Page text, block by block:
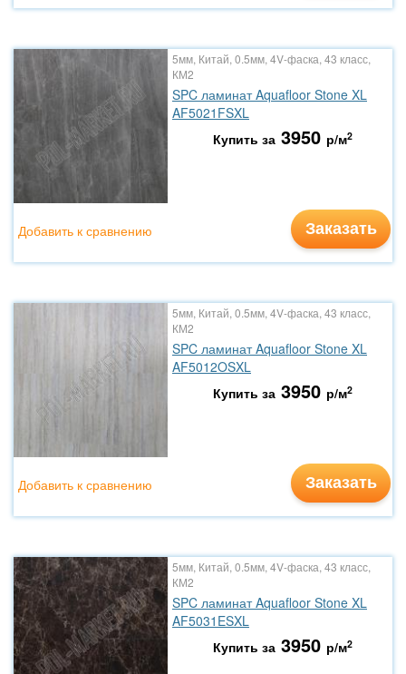
5мм, Китай, 0.5мм, 4V-фаска, 43 класс,
КМ2
SPC ламинат Aquafloor Stone XL
AF5021FSXL
Купить за 3950 р/м2
Заказать
Добавить к сравнению
5мм, Китай, 0.5мм, 4V-фаска, 43 класс,
КМ2
SPC ламинат Aquafloor Stone XL
AF5012OSXL
Купить за 3950 р/м2
Заказать
Добавить к сравнению
5мм, Китай, 0.5мм, 4V-фаска, 43 класс,
КМ2
SPC ламинат Aquafloor Stone XL
AF5031ESXL
Купить за 3950 р/м2